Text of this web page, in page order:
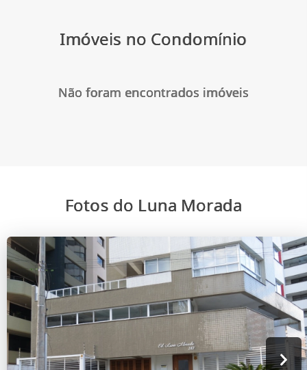
Imóveis no Condomínio
Não foram encontrados imóveis
Fotos do Luna Morada